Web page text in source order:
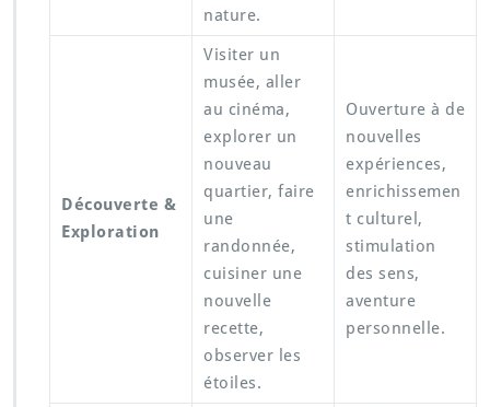
nature.
Découverte &
Exploration
Visiter un
musée, aller
au cinéma,
explorer un
nouveau
quartier, faire
une
randonnée,
cuisiner une
nouvelle
recette,
observer les
étoiles.
Ouverture à de
nouvelles
expériences,
enrichissemen
t culturel,
stimulation
des sens,
aventure
personnelle.